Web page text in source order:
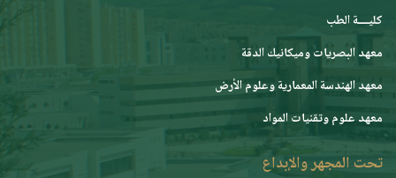
كليــــة الطب
معهد البصريات وميكانيك الدقة
معهد الهندسة المعمارية وعلوم الأرض
معهد علوم وتقنيات المواد
تحت المجهر والإبداع